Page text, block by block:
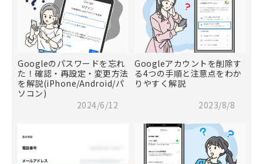
Googleのパスワードを忘れ
た！確認・再設定・変更方法
を解説(iPhone/Android/パ
ソコン)
2024/6/12
Googleアカウントを削除す
る4つの手順と注意点をわか
りやすく解説
2023/8/8